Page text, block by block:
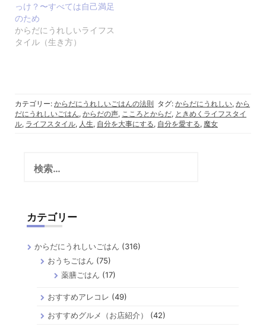
っけ？〜すべては自己満足
のため
からだにうれしいライフス
タイル（生き方）
カテゴリー: からだにうれしいごはんの法則 タグ: からだにうれしい, から
だにうれしいごはん, からだの声, こころとからだ, ときめくライフスタイ
ル, ライフスタイル, 人生, 自分を大事にする, 自分を愛する, 魔女
カテゴリー
からだにうれしいごはん (316)
おうちごはん (75)
薬膳ごはん (17)
おすすめアレコレ (49)
おすすめグルメ（お店紹介）
(42)